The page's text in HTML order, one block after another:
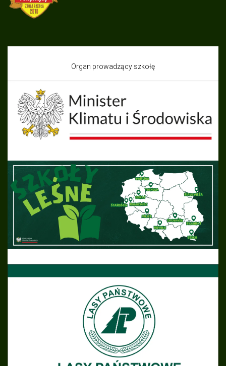
Organ prowadzący szkołę